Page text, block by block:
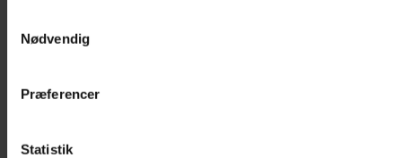
Nødvendig
Præferencer
Statistik